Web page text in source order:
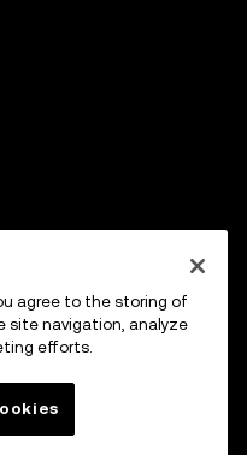
agree to the storing of
site navigation, analyze
efforts.